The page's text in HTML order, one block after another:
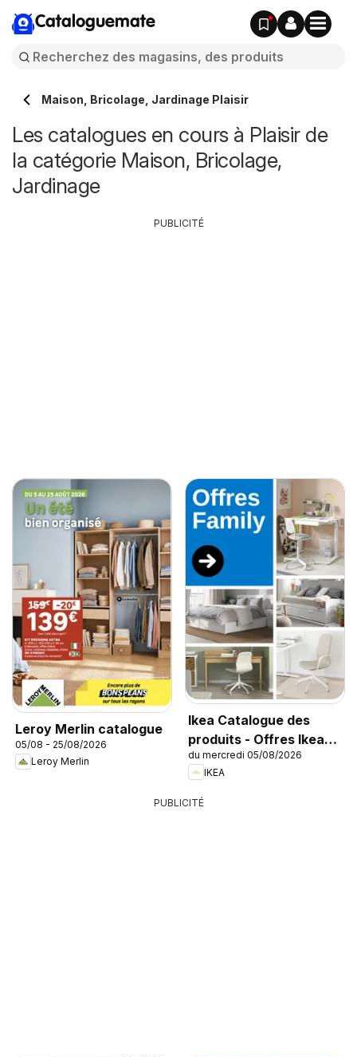
Cataloguemate
Maison, Bricolage, Jardinage Plaisir
Les catalogues en cours à Plaisir de
la catégorie Maison, Bricolage,
Jardinage
Leroy Merlin catalogue
05/08 - 25/08/2026
Leroy Merlin
Ikea Catalogue des
produits - Offres Ikea
Family
du mercredi 05/08/2026
IKEA
PUBLICITÉ
PUBLICITÉ